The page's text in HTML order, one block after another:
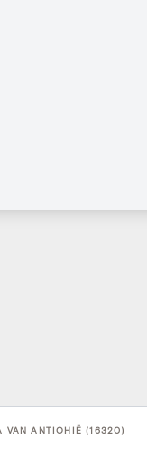
VAN ANTIOHIË (16320)